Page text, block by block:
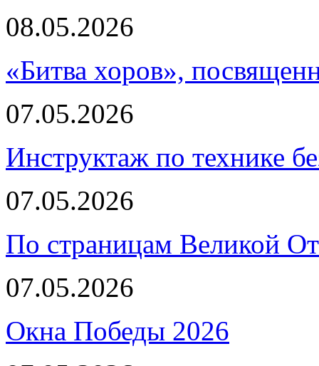
08.05.2026
«Битва хоров»,
07.05.2026
Инструктаж по технике
07.05.2026
По страницам Великой
07.05.2026
Окна Победы 2026